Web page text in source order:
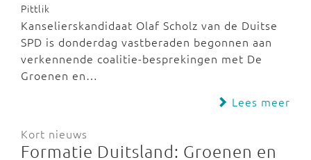
Pittlik
Kanselierskandidaat Olaf Scholz van de Duitse
SPD is donderdag vastberaden begonnen aan
verkennende coalitie-besprekingen met De
Groenen en…
Lees meer
Kort nieuws
Formatie Duitsland: Groenen en